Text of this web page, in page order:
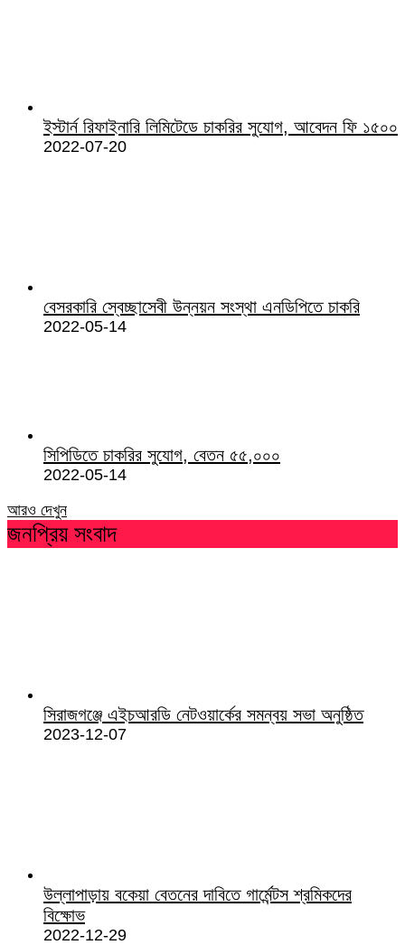
ইস্টার্ন রিফাইনারি লিমিটেডে চাকরির সুযোগ, আবেদন ফি ১৫০০
2022-07-20
বেসরকারি স্বেচ্ছাসেবী উন্নয়ন সংস্থা এনডিপিতে চাকরি
2022-05-14
সিপিডিতে চাকরির সুযোগ, বেতন ৫৫,০০০
2022-05-14
আরও দেখুন
জনপ্রিয় সংবাদ
সিরাজগঞ্জে এইচআরডি নেটওয়ার্কের সমন্বয় সভা অনুষ্ঠিত
2023-12-07
উল্লাপাড়ায় বকেয়া বেতনের দাবিতে গার্মেন্টস শ্রমিকদের
বিক্ষোভ
2022-12-29